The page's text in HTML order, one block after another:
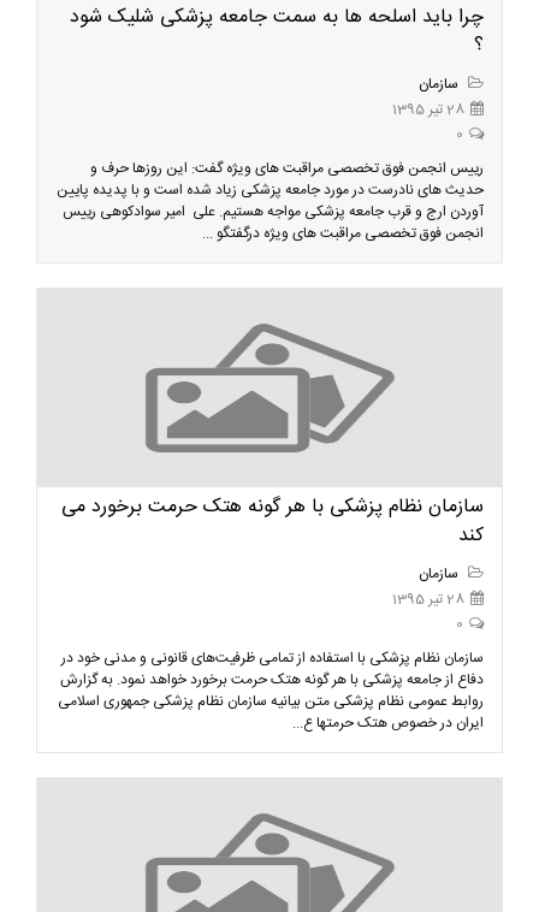
چرا باید اسلحه ها به سمت جامعه پزشکی شلیک شود
؟
سازمان
28 تیر 1395
0
رییس انجمن فوق تخصصی مراقبت های ویژه گفت: این روزها حرف و
حدیث های نادرست در مورد جامعه پزشکی زیاد شده است و با پدیده پایین
آوردن ارج و قرب جامعه پزشکی مواجه هستیم. علی امیر سوادکوهی رییس
انجمن فوق تخصصی مراقبت های ویژه درگفتگو ...
سازمان نظام پزشکی با هر گونه هتک حرمت برخورد می
کند
سازمان
28 تیر 1395
0
سازمان نظام پزشکی با استفاده از تمامی ظرفیت‌های قانونی و مدنی خود در
دفاع از جامعه پزشکی با هر گونه هتک حرمت برخورد خواهد نمود. به گزارش
روابط عمومی نظام پزشکی متن بیانیه سازمان نظام پزشکی جمهوری اسلامی
ایران در خصوص هتک حرمتها ع...